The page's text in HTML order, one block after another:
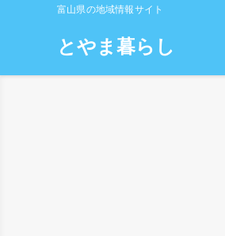
富山県の地域情報サイト
とやま暮らし